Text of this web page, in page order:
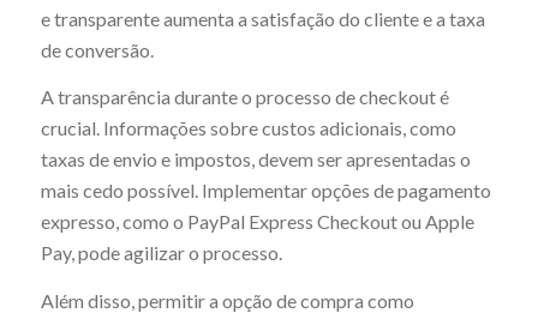
e transparente aumenta a satisfação do cliente e a taxa
de conversão.
A transparência durante o processo de checkout é
crucial. Informações sobre custos adicionais, como
taxas de envio e impostos, devem ser apresentadas o
mais cedo possível. Implementar opções de pagamento
expresso, como o PayPal Express Checkout ou Apple
Pay, pode agilizar o processo.
Além disso, permitir a opção de compra como